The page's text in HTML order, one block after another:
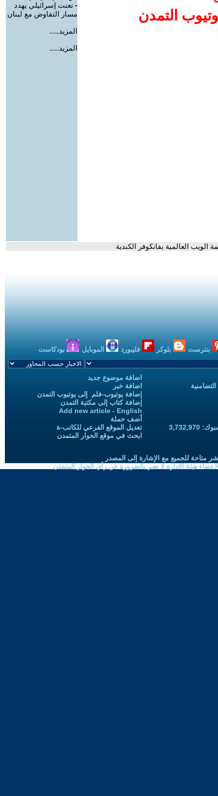
التمدن
- تعنت إسرائيلي يهدد
مسار التفاوض مع لبنان
المزيد.....
المزيد.....
العالمية بفانكوفر الكندية
بنترست بلوكر فليبورد الموبايل بودكاست
اضافة موضوع جديد
اضافة خبر
إضافة يوتيوب-فلم إلى يوتيوب التمدن
إضافة كتاب إلى مكتبة التمدن
Add new article - English
أضف حملة
تعديل الموقع الفرعي للكاتب-ة
ابحث في موقع الحوار المتمدن
متاحة للجميع مع الإشارة إلى المصدر
هيئة الادارة لا تعبر بالضرورة عن رأي الحوار المتمدن